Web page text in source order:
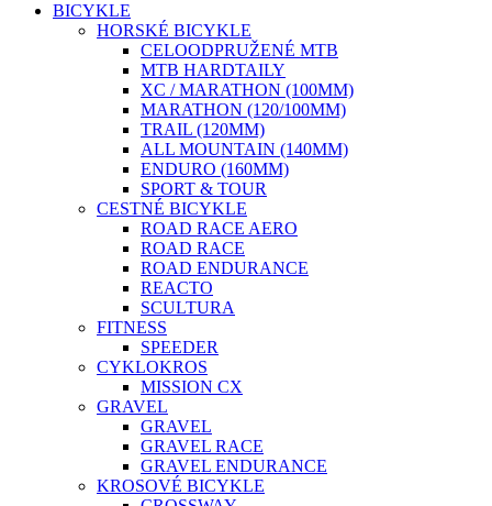
BICYKLE
HORSKÉ BICYKLE
CELOODPRUŽENÉ MTB
MTB HARDTAILY
XC / MARATHON (100MM)
MARATHON (120/100MM)
TRAIL (120MM)
ALL MOUNTAIN (140MM)
ENDURO (160MM)
SPORT & TOUR
CESTNÉ BICYKLE
ROAD RACE AERO
ROAD RACE
ROAD ENDURANCE
REACTO
SCULTURA
FITNESS
SPEEDER
CYKLOKROS
MISSION CX
GRAVEL
GRAVEL
GRAVEL RACE
GRAVEL ENDURANCE
KROSOVÉ BICYKLE